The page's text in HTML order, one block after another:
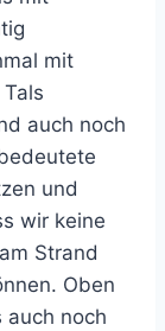
mit
auch noch
und
wir keine
Strand
Oben
auch noch